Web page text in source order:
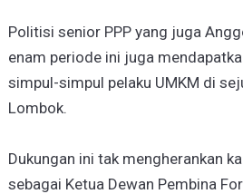
Politisi senior PPP yang juga
enam periode ini juga
simpul-simpul pelaku UMKM di
Lombok.
Dukungan ini tak mengherankan
sebagai Ketua Dewan Pembina